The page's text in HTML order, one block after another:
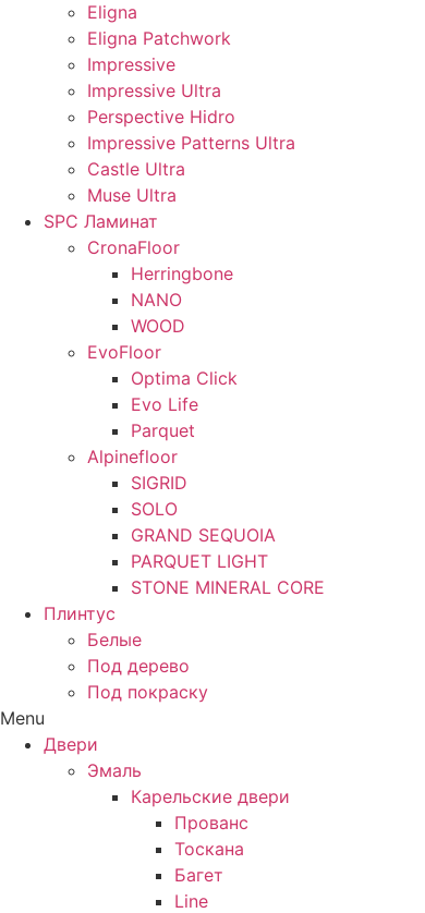
Eligna
Eligna Patchwork
Impressive
Impressive Ultra
Perspective Hidro
Impressive Patterns Ultra
Castle Ultra
Muse Ultra
SPC Ламинат
CronaFloor
Herringbone
NANO
WOOD
EvoFloor
Optima Click
Evo Life
Parquet
Alpinefloor
SIGRID
SOLO
GRAND SEQUOIA
PARQUET LIGHT
STONE MINERAL CORE
Плинтус
Белые
Под дерево
Под покраску
Menu
Двери
Эмаль
Карельские двери
Прованc
Тоскана
Багет
Line